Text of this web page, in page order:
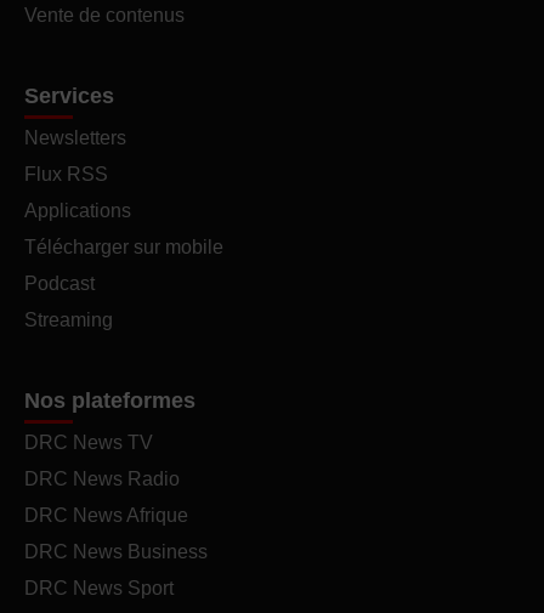
Vente de contenus
Services
Newsletters
Flux RSS
Applications
Télécharger sur mobile
Podcast
Streaming
Nos plateformes
DRC News TV
DRC News Radio
DRC News Afrique
DRC News Business
DRC News Sport